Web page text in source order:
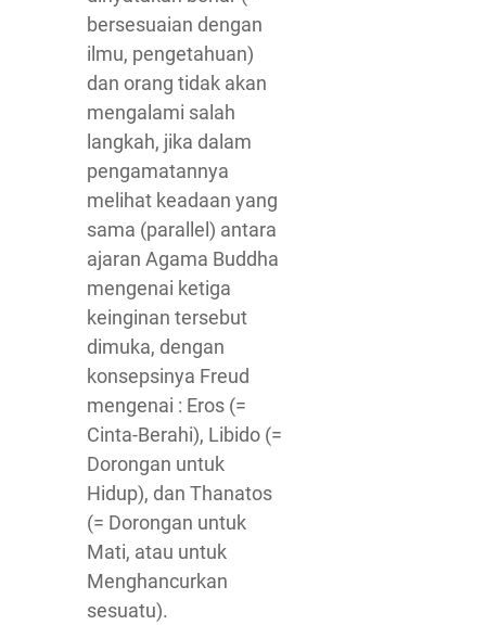
bersesuaian dengan
ilmu, pengetahuan)
dan orang tidak akan
mengalami salah
langkah, jika dalam
pengamatannya
melihat keadaan yang
sama (parallel) antara
ajaran Agama Buddha
mengenai ketiga
keinginan tersebut
dimuka, dengan
konsepsinya Freud
mengenai : Eros (=
Cinta-Berahi), Libido (=
Dorongan untuk
Hidup), dan Thanatos
(= Dorongan untuk
Mati, atau untuk
Menghancurkan
sesuatu).